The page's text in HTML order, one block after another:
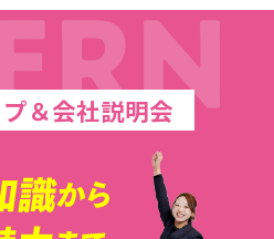
＆会社説明会